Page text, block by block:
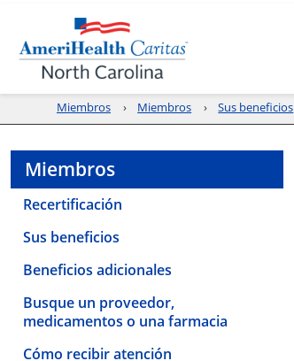
Miembros Miembros Sus beneficios
Miembros
Recertificación
Sus beneficios
Beneficios adicionales
Busque un proveedor,
medicamentos o una farmacia
Cómo recibir atención